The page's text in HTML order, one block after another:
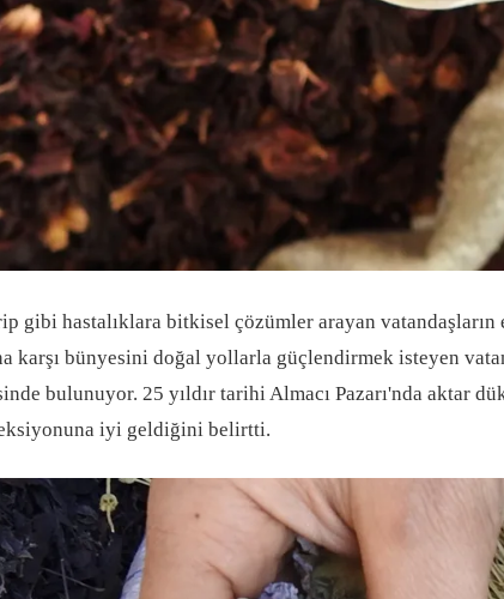
gibi hastalıklara bitkisel çözümler arayan
karşı bünyesini doğal yollarla güçlendirmek isteyen
bulunuyor. 25 yıldır tarihi Almacı Pazarı'nda aktar
iyi geldiğini belirtti.